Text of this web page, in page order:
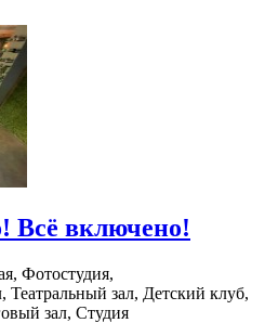
Всё включено!
Фотостудия,
зал, Детский клуб,
зал, Студия